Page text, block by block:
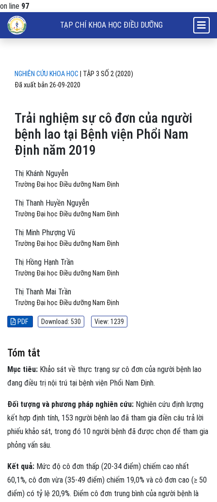
on line 97
Trải nghiệm sự cô đơn của người bệnh lao tại Bệnh viện Phổi Nam
TẠP CHÍ KHOA HỌC ĐIỀU DƯỠNG
NGHIÊN CỨU KHOA HỌC TẬP 3 SỐ 2 (2020)
Trải nghiệm sự cô đơn của người
bệnh lao tại Bệnh viện Phổi Nam
Định năm 2019
Đã xuất bản 26-09-2020
Thị Khánh Nguyễn
Trường Đại học Điều dưỡng Nam Định
Thị Thanh Huyền Nguyễn
Trường Đại học Điều dưỡng Nam Định
Thị Minh Phượng Vũ
Trường Đại học Điều dưỡng Nam Định
Thị Hồng Hạnh Trần
Trường Đại học Điều dưỡng Nam Định
Thị Thanh Mai Trần
Trường Đại học Điều dưỡng Nam Định
PDF Download: 530 View: 1239
Tóm tắt
Mục tiêu: Khảo sát về thực trạng sự cô đơn của người bệnh lao
đang điều trị nội trú tại bệnh viện Phổi Nam Định.
Đối tượng và phương pháp nghiên cứu: Nghiên cứu định lượng
kết hợp định tính, 153 người bệnh lao đã tham gia điền câu trả lời
phiếu khảo sát, trong đó 10 người bệnh đã được chọn để tham gia
phỏng vấn sâu.
Kết quả: Mức độ cô đơn thấp (20-34 điểm) chiếm cao nhất
60,1%, cô đơn vừa (35-49 điểm) chiếm 19,0% và cô đơn cao (≥ 50
điểm) có tỷ lệ 20,9%. Điểm cô đơn trung bình của người bệnh là